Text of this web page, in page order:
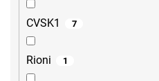
CVSK1 7
Rioni 1